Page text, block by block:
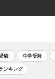
験 中学受験
ンキング